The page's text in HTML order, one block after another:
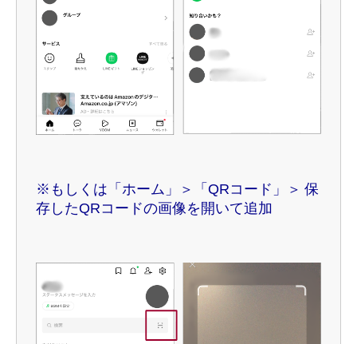
※もしくは「ホーム」＞「QRコード」＞ 保
存したQRコードの画像を開いて追加